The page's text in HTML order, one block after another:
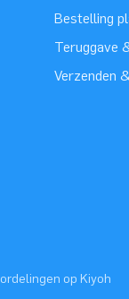
Bestelling
Teruggave
Verzenden
op Kiyoh